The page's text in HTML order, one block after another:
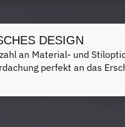
DESIGN
an Material- und
perfekt an das